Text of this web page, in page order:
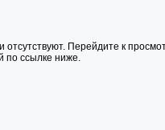
Перейдите к
по ссылке ниже.